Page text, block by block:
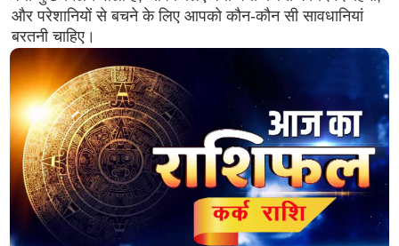
और परेशानियों से बचने के लिए आपको कौन-कौन सी सावधानियां
बरतनी चाहिए।